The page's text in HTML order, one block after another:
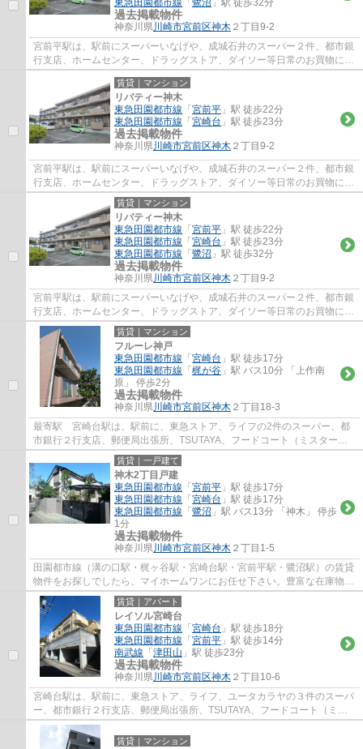
東急田園都市線 「 鷺沼 」駅 徒歩32分
過去掲載物件
神奈川県川崎市宮前区神木 ２丁目9-2
宮前平駅は、駅前にスーパーいなげや、成城石井のスーパー２件、都市銀
行支店、ホームセンター、ドラッグストア、ダイソー等日常のお買物に
は、事欠かないのと、駅北側には、宮前区役...
賃貸｜マンション
リバティー神木
東急田園都市線 「 宮前平 」駅 徒歩22分
東急田園都市線 「 宮崎台 」駅 徒歩23分
過去掲載物件
神奈川県川崎市宮前区神木 ２丁目9-2
宮前平駅は、駅前にスーパーいなげや、成城石井のスーパー２件、都市銀
行支店、ホームセンター、ドラッグストア、ダイソー等日常のお買物に
は、事欠かないのと、駅北側には、宮前区役...
賃貸｜マンション
リバティー神木
東急田園都市線 「 宮前平 」駅 徒歩22分
東急田園都市線 「 宮崎台 」駅 徒歩23分
東急田園都市線 「 鷺沼 」駅 徒歩32分
過去掲載物件
神奈川県川崎市宮前区神木 ２丁目9-2
宮前平駅は、駅前にスーパーいなげや、成城石井のスーパー２件、都市銀
行支店、ホームセンター、ドラッグストア、ダイソー等日常のお買物に
は、事欠かないのと、駅北側には、宮前区役...
賃貸｜マンション
フルーレ神戸
東急田園都市線 「 宮崎台 」駅 徒歩17分
東急田園都市線 「 梶が谷 」駅 バス10分 「上作南
原」 停歩2分
過去掲載物件
神奈川県川崎市宮前区神木 ２丁目18-3
最寄駅 宮崎台駅は、駅前に、東急ストア、ライフの2件のスーパー、都
市銀行２行支店、郵便局出張所、TSUTAYA、フードコート（ミスタード
ーナツ、ケンタッキー、タリーズ、銀だこ）等...
賃貸｜一戸建て
神木2丁目戸建
東急田園都市線 「 宮前平 」駅 徒歩17分
東急田園都市線 「 宮崎台 」駅 徒歩17分
東急田園都市線 「 鷺沼 」駅 バス13分 「神木」 停歩
1分
過去掲載物件
神奈川県川崎市宮前区神木 ２丁目1-5
田園都市線（溝の口駅・梶ヶ谷駅・宮崎台駅・宮前平駅・鷺沼駅）の賃貸
物件をお探しでしたら、マイホームワンにお任せ下さい。豊富な在庫物件
から、お客様のご要望に合うお部屋をご提...
賃貸｜アパート
レイソル宮崎台
東急田園都市線 「 宮崎台 」駅 徒歩18分
東急田園都市線 「 宮前平 」駅 徒歩14分
南武線 「 津田山 」駅 徒歩23分
過去掲載物件
神奈川県川崎市宮前区神木 ２丁目10-6
宮崎台駅は、駅前に、東急ストア、ライフ、ユータカラヤの３件のスーパ
ー、都市銀行２行支店、郵便局出張所、TSUTAYA、フードコート（ミス
タードーナツ、ケンタッキー、タリーズ、銀だ...
賃貸｜マンション